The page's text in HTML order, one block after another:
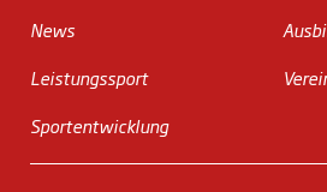
News
Leistungssport
Sportentwicklung